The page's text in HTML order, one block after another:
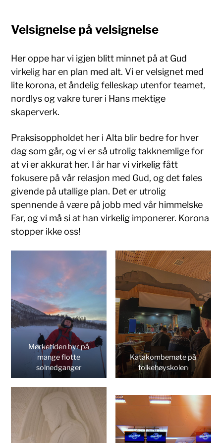
Velsignelse på velsignelse
Her oppe har vi igjen blitt minnet på at Gud
virkelig har en plan med alt. Vi er velsignet med
lite korona, et åndelig felleskap utenfor teamet,
nordlys og vakre turer i Hans mektige
skaperverk.
Praksisoppholdet her i Alta blir bedre for hver
dag som går, og vi er så utrolig takknemlige for
at vi er akkurat her. I år har vi virkelig fått
fokusere på vår relasjon med Gud, og det føles
givende på utallige plan. Det er utrolig
spennende å være på jobb med vår himmelske
Far, og vi må si at han virkelig imponerer. Korona
stopper ikke oss!
Mørketiden byr på
mange flotte
solnedganger
Katakombemøte på
folkehøyskolen